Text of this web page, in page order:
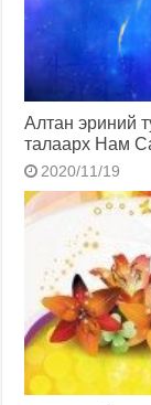
Алтан эриний
талаарх Нам
2020/11/19